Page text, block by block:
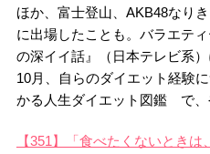
ほか、富士登山、AKB48なり
に出場したことも。バラエテ
の深イイ話』（日本テレビ系
10月、自らのダイエット経験
かる人生ダイエット図鑑 で、
【351】「食べたくないとき